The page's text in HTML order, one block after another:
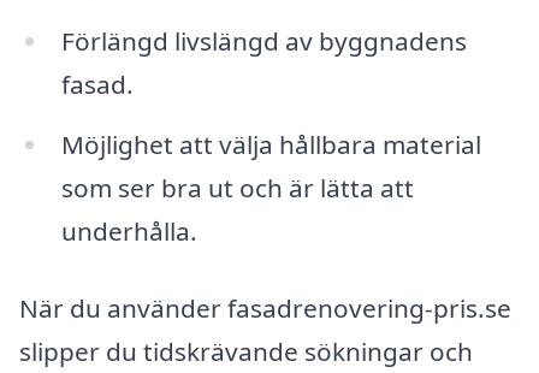
Förlängd livslängd av byggnadens
fasad.
Möjlighet att välja hållbara material
som ser bra ut och är lätta att
underhålla.
När du använder fasadrenovering-pris.se
slipper du tidskrävande sökningar och